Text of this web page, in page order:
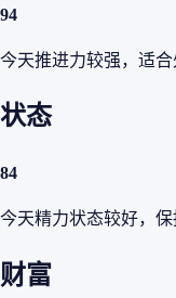
94
今天推进力较强，适合
状态
84
今天精力状态较好，保
财富